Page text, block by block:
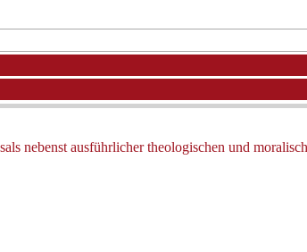
nebenst ausführlicher theologischen und